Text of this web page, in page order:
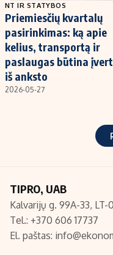
NT IR STATYBOS
Priemiesčių kvartalų
pasirinkimas: ką apie
kelius, transportą ir
paslaugas būtina
iš anksto
2026-05-27
TIPRO, UAB
Kalvarijų g. 99A-33, LT-
Tel.: +370 606 17737
El. paštas: